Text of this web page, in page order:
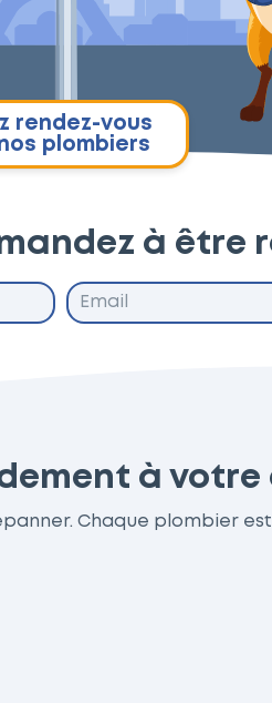
rendez-vous
plombiers
à
à votre
Chaque plombier